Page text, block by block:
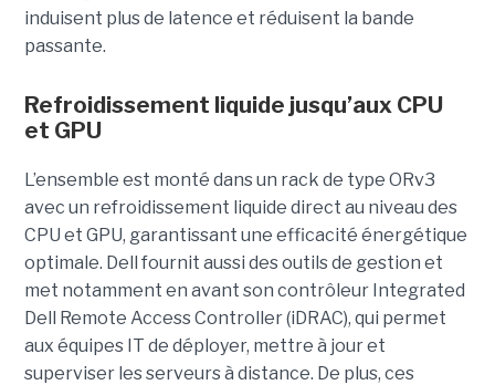
induisent plus de latence et réduisent la bande
passante.
Refroidissement liquide jusqu’aux CPU
et GPU
L’ensemble est monté dans un rack de type ORv3
avec un refroidissement liquide direct au niveau des
CPU et GPU, garantissant une efficacité énergétique
optimale. Dell fournit aussi des outils de gestion et
met notamment en avant son contrôleur Integrated
Dell Remote Access Controller (iDRAC), qui permet
aux équipes IT de déployer, mettre à jour et
superviser les serveurs à distance. De plus, ces